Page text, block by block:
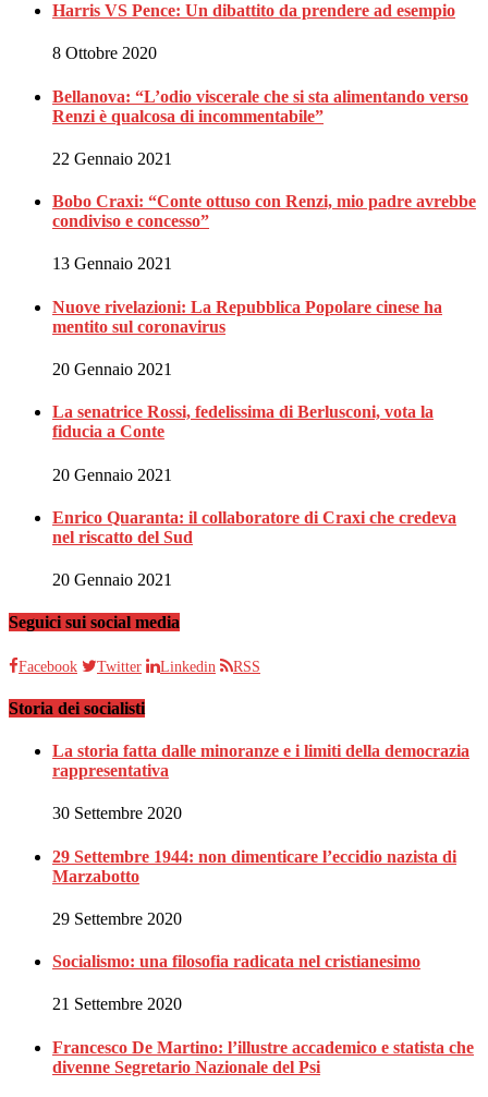
Harris VS Pence: Un dibattito da prendere ad esempio
8 Ottobre 2020
Bellanova: “L’odio viscerale che si sta alimentando verso
Renzi è qualcosa di incommentabile”
22 Gennaio 2021
Bobo Craxi: “Conte ottuso con Renzi, mio padre avrebbe
condiviso e concesso”
13 Gennaio 2021
Nuove rivelazioni: La Repubblica Popolare cinese ha
mentito sul coronavirus
20 Gennaio 2021
La senatrice Rossi, fedelissima di Berlusconi, vota la
fiducia a Conte
20 Gennaio 2021
Enrico Quaranta: il collaboratore di Craxi che credeva
nel riscatto del Sud
20 Gennaio 2021
Seguici sui social media
Facebook Twitter Linkedin RSS
Storia dei socialisti
La storia fatta dalle minoranze e i limiti della democrazia
rappresentativa
30 Settembre 2020
29 Settembre 1944: non dimenticare l’eccidio nazista di
Marzabotto
29 Settembre 2020
Socialismo: una filosofia radicata nel cristianesimo
21 Settembre 2020
Francesco De Martino: l’illustre accademico e statista che
divenne Segretario Nazionale del Psi